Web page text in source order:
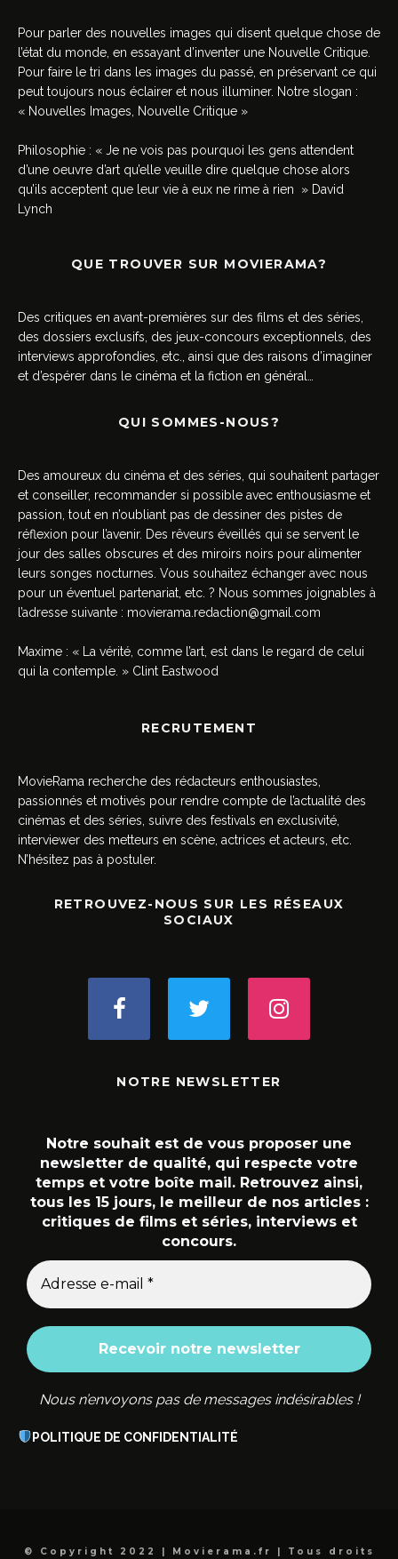
Pour parler des nouvelles images qui disent quelque chose de
l’état du monde, en essayant d’inventer une Nouvelle Critique.
Pour faire le tri dans les images du passé, en préservant ce qui
peut toujours nous éclairer et nous illuminer. Notre slogan :
« Nouvelles Images, Nouvelle Critique »
Philosophie : « Je ne vois pas pourquoi les gens attendent
d’une oeuvre d’art qu’elle veuille dire quelque chose alors
qu’ils acceptent que leur vie à eux ne rime à rien » David
Lynch
QUE TROUVER SUR MOVIERAMA?
Des critiques en avant-premières sur des films et des séries,
des dossiers exclusifs, des jeux-concours exceptionnels, des
interviews approfondies, etc., ainsi que des raisons d’imaginer
et d’espérer dans le cinéma et la fiction en général…
QUI SOMMES-NOUS?
Des amoureux du cinéma et des séries, qui souhaitent partager
et conseiller, recommander si possible avec enthousiasme et
passion, tout en n’oubliant pas de dessiner des pistes de
réflexion pour l’avenir. Des rêveurs éveillés qui se servent le
jour des salles obscures et des miroirs noirs pour alimenter
leurs songes nocturnes. Vous souhaitez échanger avec nous
pour un éventuel partenariat, etc. ? Nous sommes joignables à
l’adresse suivante : movierama.redaction@gmail.com
Maxime : « La vérité, comme l’art, est dans le regard de celui
qui la contemple. » Clint Eastwood
RECRUTEMENT
MovieRama recherche des rédacteurs enthousiastes,
passionnés et motivés pour rendre compte de l’actualité des
cinémas et des séries, suivre des festivals en exclusivité,
interviewer des metteurs en scène, actrices et acteurs, etc.
N’hésitez pas à postuler.
RETROUVEZ-NOUS SUR LES RÉSEAUX
SOCIAUX
NOTRE NEWSLETTER
Notre souhait est de vous proposer une
newsletter de qualité, qui respecte votre
temps et votre boîte mail. Retrouvez ainsi,
tous les 15 jours, le meilleur de nos articles :
critiques de films et séries, interviews et
concours.
Nous n’envoyons pas de messages indésirables !
POLITIQUE DE CONFIDENTIALITÉ
© Copyright 2022 | Movierama.fr | Tous droits